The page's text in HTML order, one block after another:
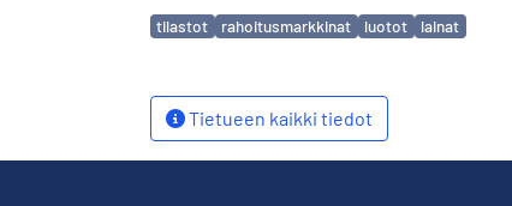
Avainsanat
tilastot rahoitusmarkkinat luotot lainat
Tietueen kaikki tiedot